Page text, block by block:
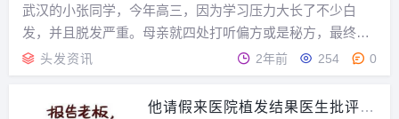
武汉的小张同学，今年高三，因为学习压力大长了不少白
发，并且脱发严重。母亲就四处打听偏方或是秘方，最终打
听到何首乌既能治白发又能治脱发，于是，她买来何首乌并
磨成粉末，让女儿食用，结果女儿身体不适，医院检查确认
是严重的肝损伤，住院治疗一段时间得以康复。谁料过了...
头发资讯 2年前 254 0
他请假来医院植发结果医生批评他